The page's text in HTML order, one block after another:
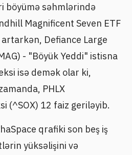
böyümə səhmlərində
Magnificent Seven ETF
artarkən, Defiance Large
- "Böyük Yeddi" istisna
isə demək olar ki,
PHLX
(^SOX) 12 faiz geriləyib.
qrafiki son beş iş
yüksəlişini və